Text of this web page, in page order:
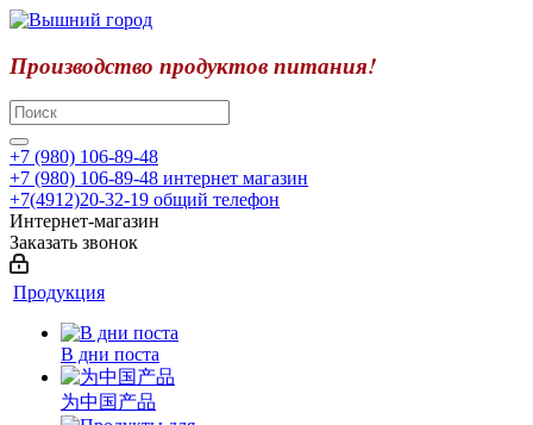
Производство продуктов питания!
+7 (980) 106-89-48
+7 (980) 106-89-48 интернет магазин
+7(4912)20-32-19 общий телефон
Интернет-магазин
Заказать звонок
Продукция
В дни поста
为中国产品